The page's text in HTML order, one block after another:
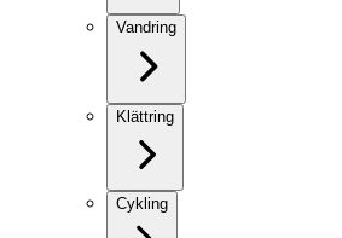
Vandring
Klättring
Cykling